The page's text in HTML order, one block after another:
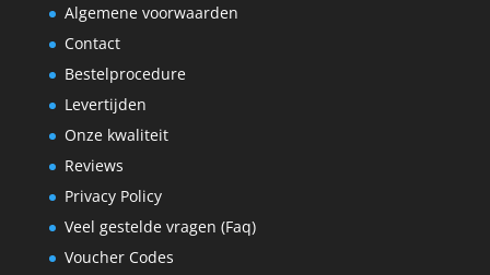
Algemene voorwaarden
Contact
Bestelprocedure
Levertijden
Onze kwaliteit
Reviews
Privacy Policy
Veel gestelde vragen (Faq)
Voucher Codes